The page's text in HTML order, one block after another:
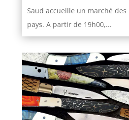
Saud accueille un marché
pays. A partir de 19h00,...